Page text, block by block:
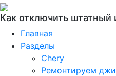
Как отключить
Главная
Разделы
Chery
Ремонтируем